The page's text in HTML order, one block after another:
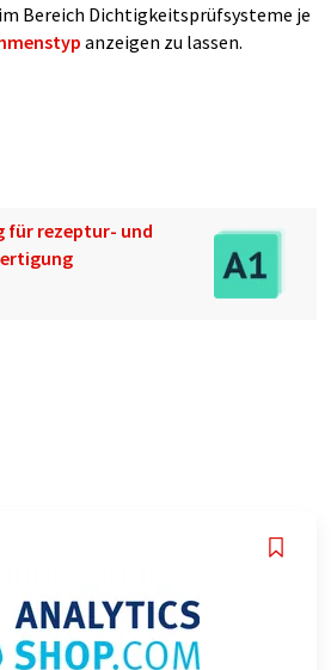
Bereich Dichtigkeitsprüfsysteme je
anzeigen zu lassen.
für rezeptur- und